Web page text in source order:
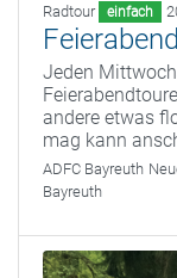
Radtour einfach
Jeden
andere etwas
mag kann
ADFC Bayreuth
Bayreuth